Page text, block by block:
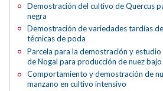
Demostración del cultivo de Quercus
negra
Demostración de variedades tardías
técnicas de poda
Parcela para la demostración y
de Nogal para producción de nuez
Comportamiento y demostración de
manzano en cultivo intensivo